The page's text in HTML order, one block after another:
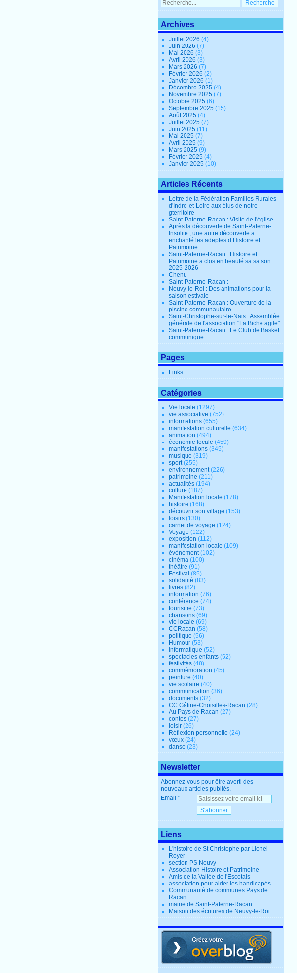
Archives
Juillet 2026(4)
Juin 2026(7)
Mai 2026(3)
Avril 2026(3)
Mars 2026(7)
Février 2026(2)
Janvier 2026(1)
Décembre 2025(4)
Novembre 2025(7)
Octobre 2025(6)
Septembre 2025(15)
Août 2025(4)
Juillet 2025(7)
Juin 2025(11)
Mai 2025(7)
Avril 2025(9)
Mars 2025(9)
Février 2025(4)
Janvier 2025(10)
Articles Récents
Lettre de la Fédération Familles Rurales
d'Indre-et-Loire aux élus de notre
gterritoire
Saint-Paterne-Racan : Visite de l'église
Après la découverte de Saint-Paterne-
Insolite , une autre découverte a
enchanté les adeptes d’Histoire et
Patrimoine
Saint-Paterne-Racan : Histoire et
Patrimoine a clos en beauté sa saison
2025-2026
Chenu
Saint-Paterne-Racan :
Neuvy-le-Roi : Des animations pour la
saison estivale
Saint-Paterne-Racan : Ouverture de la
piscine communautaire
Saint-Christophe-sur-le-Nais : Assemblée
générale de l'association "La Biche agile"
Saint-Paterne-Racan : Le Club de Basket
communique
Pages
Links
Catégories
Vie locale (1297)
vie associative (752)
informations (655)
manifestation culturelle (634)
animation (494)
économie locale (459)
manifestations (345)
musique (319)
sport(255)
environnement(226)
patrimoine (211)
actualités (194)
culture (187)
Manifestation locale (178)
histoire (168)
découvrir son village (153)
loisirs (130)
carnet de voyage (124)
Voyage (122)
exposition (112)
manifestation locale (109)
évènement(102)
cinéma (100)
théâtre (91)
Festival (85)
solidarité (83)
livres (82)
information (76)
conférence (74)
tourisme (73)
chansons (69)
vie locale (69)
CCRacan (58)
politique (56)
Humour (53)
informatique (52)
spectacles enfants (52)
festivités (48)
commémoration (45)
peinture (40)
vie scolaire (40)
communication (36)
documents (32)
CC Gâtine-Choisilles-Racan (28)
Au Pays de Racan (27)
contes (27)
loisir (26)
Réflexion personnelle (24)
vœux (24)
danse (23)
Newsletter
Abonnez-vous pour être averti des
nouveaux articles publiés.
Email
Liens
L'histoire de St Christophe par Lionel
Royer
section PS Neuvy
Association Histoire et Patrimoine
Amis de la Vallée de l'Escotais
association pour aider les handicapés
Communauté de communes Pays de
Racan
mairie de Saint-Paterne-Racan
Maison des écritures de Neuvy-le-Roi